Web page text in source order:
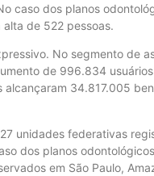
caso dos planos
de 522 pessoas.
No segmento de
de 996.834
34.817.005
unidades federativas
dos planos
em São Paulo,